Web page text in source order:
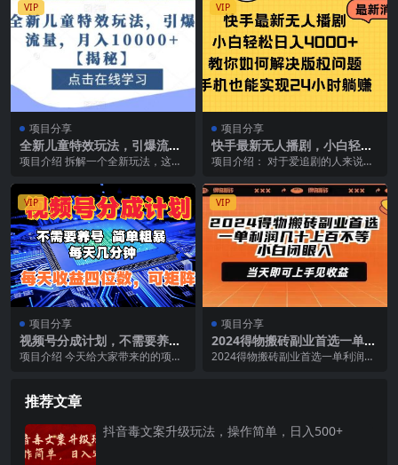
VIP
项目分享
全新儿童特效玩法，引爆流
量，月入10000 【揭秘】
项目介绍 拆解一个全新玩法，这类
也是非常的新颖，是...
VIP
项目分享
快手最新无人播剧，小白轻松
日入4000+教你如何解决版权
项目介绍： 对于爱追剧的人来说，
能赚钱。通过快手直...
VIP
项目分享
视频号分成计划，不需要养
号，简单粗暴，每天几分钟，
项目介绍 今天给大家带来的的项目
VIP
项目分享
2024得物搬砖副业首选一单利
润几十上百不等小白闭眼当天
2024得物搬砖副业首选一单利润几
推荐文章
抖音毒文案升级玩法，操作简单，日入500+